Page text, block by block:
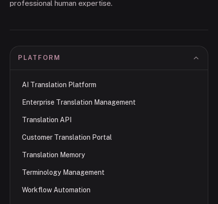
professional human expertise.
PLATFORM
AI Translation Platform
Enterprise Translation Management
Translation API
Customer Translation Portal
Translation Memory
Terminology Management
Workflow Automation